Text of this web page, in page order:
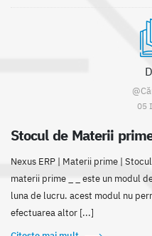
05
Stocul de Materii
Nexus ERP | Materii prime |
materii prime _ _ este un modul
luna de lucru. acest modul nu
efectuarea altor [...]